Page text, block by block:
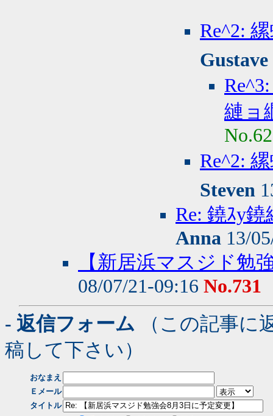
Re^2:
Gustave
縺ョ
Re^2:
Steven
Re: 鐃ｽy
Anna 13/
【新居浜マスジド勉
08/07/21-09:16 No.731
- 返信フォーム （この記事に
稿して下さい）
おなまえ
Ｅメール
タイトル